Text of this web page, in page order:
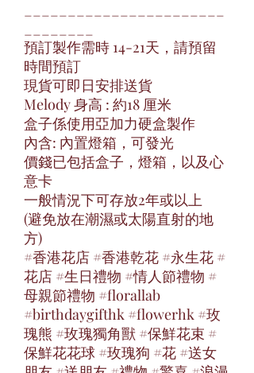
預訂製作需時 14-21天，請預留
時間預訂
現貨可即日安排送貨
Melody 身高 : 約18 厘米
盒子係使用亞加力硬盒製作
內含: 內置燈箱，可發光
價錢已包括盒子，燈箱，以及心
意卡
一般情況下可存放2年或以上
(避免放在潮濕或太陽直射的地
方)
#香港花店 #香港乾花 #永生花 #
花店 #生日禮物 #情人節禮物 #
母親節禮物 #florallab
#birthdaygifthk #flowerhk #玫
瑰熊 #玫瑰獨角獸 #保鮮花束 #
保鮮花花球 #玫瑰狗 #花 #送女